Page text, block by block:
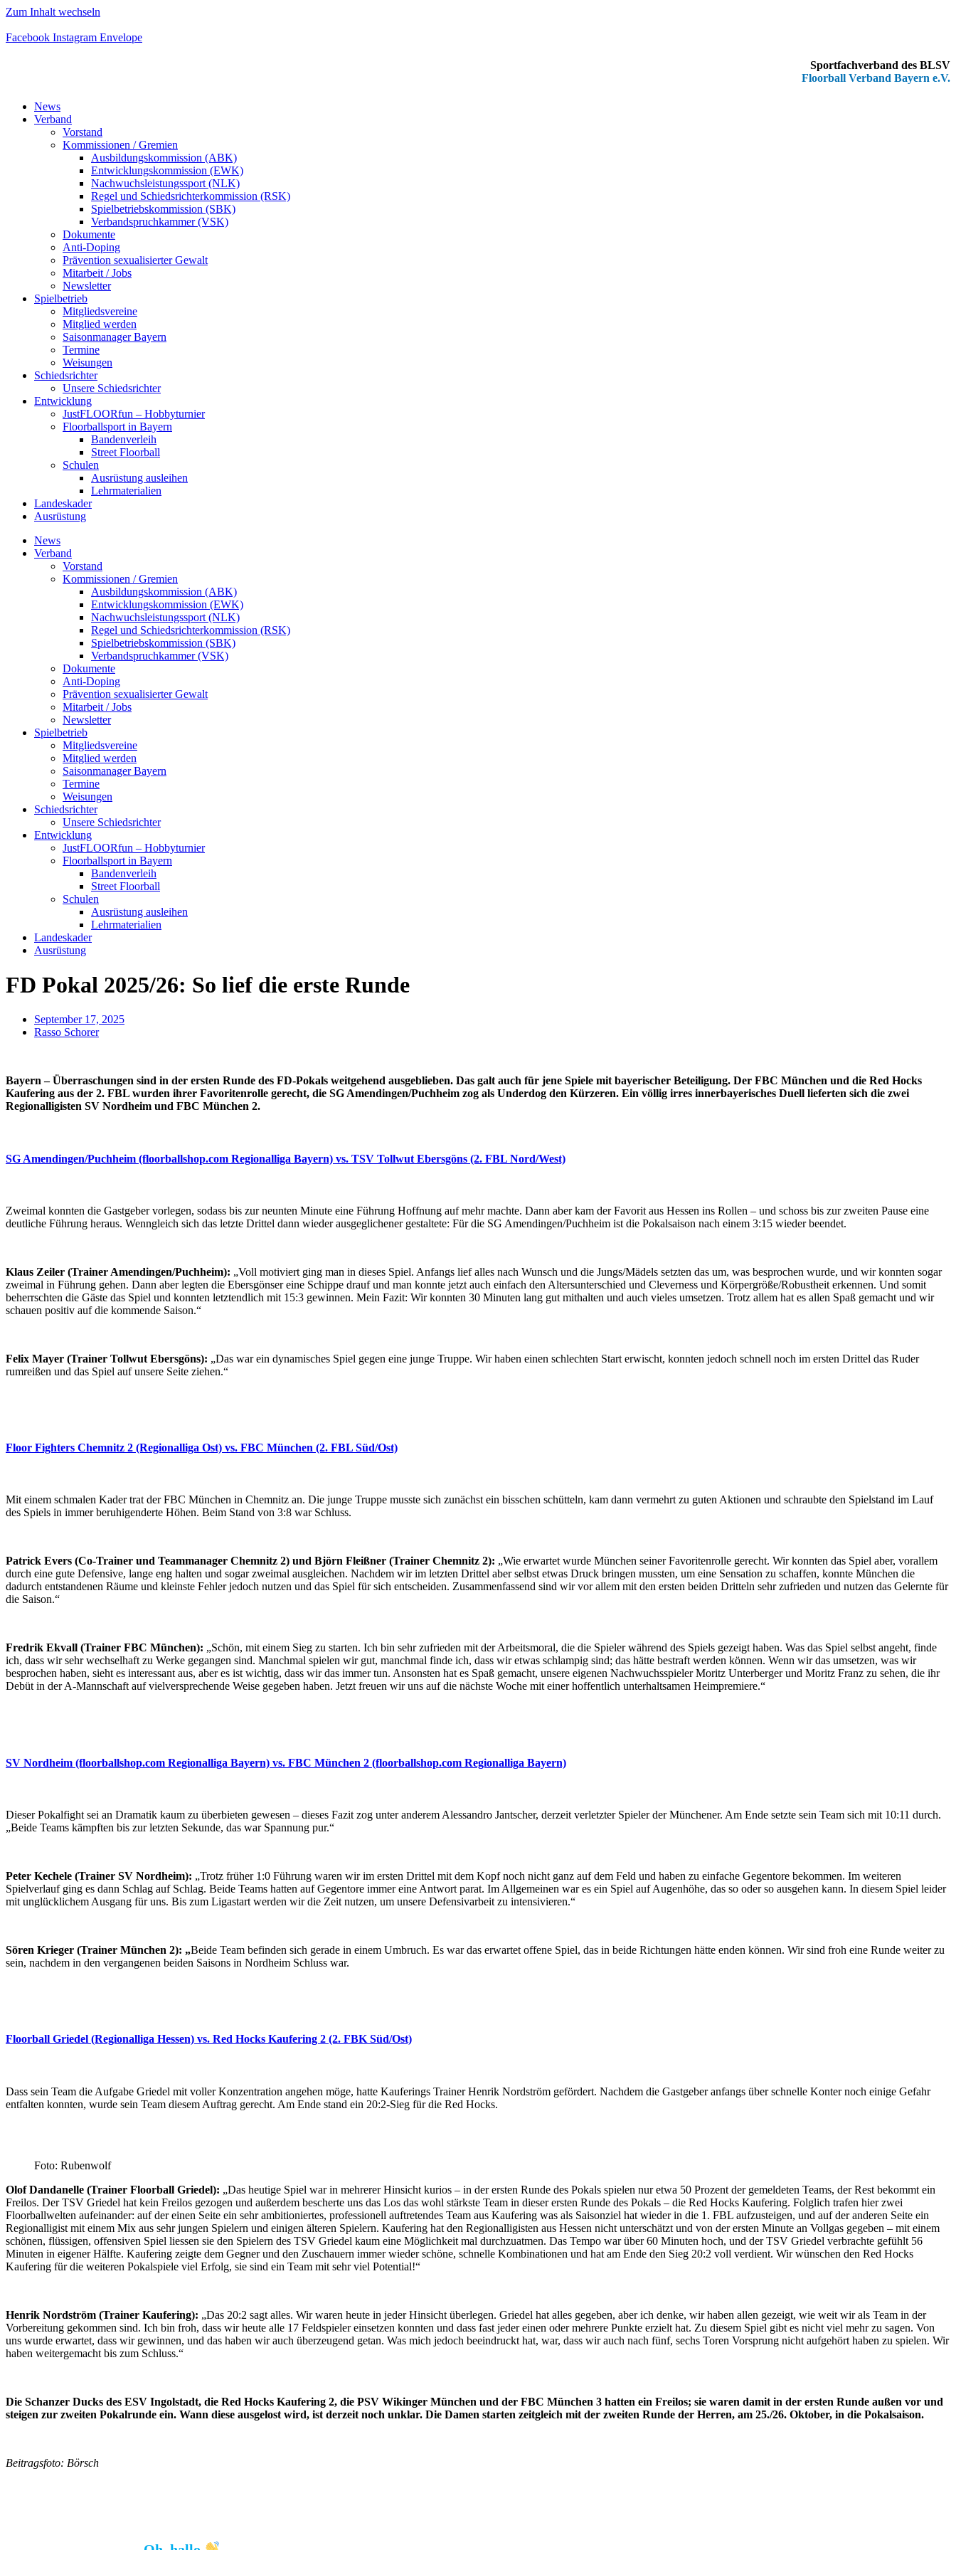
Zum Inhalt wechseln
Facebook Instagram Envelope
Sportfachverband des BLSV
Floorball Verband Bayern e.V.
News
Verband
Vorstand
Kommissionen / Gremien
Ausbildungskommission (ABK)
Entwicklungskommission (EWK)
Nachwuchsleistungssport (NLK)
Regel und Schiedsrichterkommission (RSK)
Spielbetriebskommission (SBK)
Verbandspruchkammer (VSK)
Dokumente
Anti-Doping
Prävention sexualisierter Gewalt
Mitarbeit / Jobs
Newsletter
Spielbetrieb
Mitgliedsvereine
Mitglied werden
Saisonmanager Bayern
Termine
Weisungen
Schiedsrichter
Unsere Schiedsrichter
Entwicklung
JustFLOORfun – Hobbyturnier
Floorballsport in Bayern
Bandenverleih
Street Floorball
Schulen
Ausrüstung ausleihen
Lehrmaterialien
Landeskader
Ausrüstung
News
Verband
Vorstand
Kommissionen / Gremien
Ausbildungskommission (ABK)
Entwicklungskommission (EWK)
Nachwuchsleistungssport (NLK)
Regel und Schiedsrichterkommission (RSK)
Spielbetriebskommission (SBK)
Verbandspruchkammer (VSK)
Dokumente
Anti-Doping
Prävention sexualisierter Gewalt
Mitarbeit / Jobs
Newsletter
Spielbetrieb
Mitgliedsvereine
Mitglied werden
Saisonmanager Bayern
Termine
Weisungen
Schiedsrichter
Unsere Schiedsrichter
Entwicklung
JustFLOORfun – Hobbyturnier
Floorballsport in Bayern
Bandenverleih
Street Floorball
Schulen
Ausrüstung ausleihen
Lehrmaterialien
Landeskader
Ausrüstung
FD Pokal 2025/26: So lief die erste Runde
September 17, 2025
Rasso Schorer
Bayern – Überraschungen sind in der ersten Runde des FD-Pokals weitgehend ausgeblieben. Das galt auch für jene Spiele mit bayerischer Beteiligung. Der FBC München und die Red Hocks
Kaufering aus der 2. FBL wurden ihrer Favoritenrolle gerecht, die SG Amendingen/Puchheim zog als Underdog den Kürzeren. Ein völlig irres innerbayerisches Duell lieferten sich die zwei
Regionalligisten SV Nordheim und FBC München 2.
SG Amendingen/Puchheim (floorballshop.com Regionalliga Bayern) vs. TSV Tollwut Ebersgöns (2. FBL Nord/West)
Zweimal konnten die Gastgeber vorlegen, sodass bis zur neunten Minute eine Führung Hoffnung auf mehr machte. Dann aber kam der Favorit aus Hessen ins Rollen – und schoss bis zur zweiten Pause eine
deutliche Führung heraus. Wenngleich sich das letzte Drittel dann wieder ausgeglichener gestaltete: Für die SG Amendingen/Puchheim ist die Pokalsaison nach einem 3:15 wieder beendet.
Klaus Zeiler (Trainer Amendingen/Puchheim): „Voll motiviert ging man in dieses Spiel. Anfangs lief alles nach Wunsch und die Jungs/Mädels setzten das um, was besprochen wurde, und wir konnten sogar
zweimal in Führung gehen. Dann aber legten die Ebersgönser eine Schippe drauf und man konnte jetzt auch einfach den Altersunterschied und Cleverness und Körpergröße/Robustheit erkennen. Und somit
beherrschten die Gäste das Spiel und konnten letztendlich mit 15:3 gewinnen. Mein Fazit: Wir konnten 30 Minuten lang gut mithalten und auch vieles umsetzen. Trotz allem hat es allen Spaß gemacht und wir
schauen positiv auf die kommende Saison.“
Felix Mayer (Trainer Tollwut Ebersgöns): „Das war ein dynamisches Spiel gegen eine junge Truppe. Wir haben einen schlechten Start erwischt, konnten jedoch schnell noch im ersten Drittel das Ruder
rumreißen und das Spiel auf unsere Seite ziehen.“
Floor Fighters Chemnitz 2 (Regionalliga Ost) vs. FBC München (2. FBL Süd/Ost)
Mit einem schmalen Kader trat der FBC München in Chemnitz an. Die junge Truppe musste sich zunächst ein bisschen schütteln, kam dann vermehrt zu guten Aktionen und schraubte den Spielstand im Lauf
des Spiels in immer beruhigenderte Höhen. Beim Stand von 3:8 war Schluss.
Patrick Evers (Co-Trainer und Teammanager Chemnitz 2) und Björn Fleißner (Trainer Chemnitz 2): „Wie erwartet wurde München seiner Favoritenrolle gerecht. Wir konnten das Spiel aber, vorallem
durch eine gute Defensive, lange eng halten und sogar zweimal ausgleichen. Nachdem wir im letzten Drittel aber selbst etwas Druck bringen mussten, um eine Sensation zu schaffen, konnte München die
dadurch entstandenen Räume und kleinste Fehler jedoch nutzen und das Spiel für sich entscheiden. Zusammenfassend sind wir vor allem mit den ersten beiden Dritteln sehr zufrieden und nutzen das Gelernte für
die Saison.“
Fredrik Ekvall (Trainer FBC München): „Schön, mit einem Sieg zu starten. Ich bin sehr zufrieden mit der Arbeitsmoral, die die Spieler während des Spiels gezeigt haben. Was das Spiel selbst angeht, finde
ich, dass wir sehr wechselhaft zu Werke gegangen sind. Manchmal spielen wir gut, manchmal finde ich, dass wir etwas schlampig sind; das hätte bestraft werden können. Wenn wir das umsetzen, was wir
besprochen haben, sieht es interessant aus, aber es ist wichtig, dass wir das immer tun. Ansonsten hat es Spaß gemacht, unsere eigenen Nachwuchsspieler Moritz Unterberger und Moritz Franz zu sehen, die ihr
Debüt in der A-Mannschaft auf vielversprechende Weise gegeben haben. Jetzt freuen wir uns auf die nächste Woche mit einer hoffentlich unterhaltsamen Heimpremiere.“
SV Nordheim (floorballshop.com Regionalliga Bayern) vs. FBC München 2 (floorballshop.com Regionalliga Bayern)
Dieser Pokalfight sei an Dramatik kaum zu überbieten gewesen – dieses Fazit zog unter anderem Alessandro Jantscher, derzeit verletzter Spieler der Münchener. Am Ende setzte sein Team sich mit 10:11 durch.
„Beide Teams kämpften bis zur letzten Sekunde, das war Spannung pur.“
Peter Kechele (Trainer SV Nordheim): „Trotz früher 1:0 Führung waren wir im ersten Drittel mit dem Kopf noch nicht ganz auf dem Feld und haben zu einfache Gegentore bekommen. Im weiteren
Spielverlauf ging es dann Schlag auf Schlag. Beide Teams hatten auf Gegentore immer eine Antwort parat. Im Allgemeinen war es ein Spiel auf Augenhöhe, das so oder so ausgehen kann. In diesem Spiel leider
mit unglücklichem Ausgang für uns. Bis zum Ligastart werden wir die Zeit nutzen, um unsere Defensivarbeit zu intensivieren.“
Sören Krieger (Trainer München 2): „Beide Team befinden sich gerade in einem Umbruch. Es war das erwartet offene Spiel, das in beide Richtungen hätte enden können. Wir sind froh eine Runde weiter zu
sein, nachdem in den vergangenen beiden Saisons in Nordheim Schluss war.
Floorball Griedel (Regionalliga Hessen) vs. Red Hocks Kaufering 2 (2. FBK Süd/Ost)
Dass sein Team die Aufgabe Griedel mit voller Konzentration angehen möge, hatte Kauferings Trainer Henrik Nordström gefördert. Nachdem die Gastgeber anfangs über schnelle Konter noch einige Gefahr
entfalten konnten, wurde sein Team diesem Auftrag gerecht. Am Ende stand ein 20:2-Sieg für die Red Hocks.
Foto: Rubenwolf
Olof Dandanelle (Trainer Floorball Griedel): „Das heutige Spiel war in mehrerer Hinsicht kurios – in der ersten Runde des Pokals spielen nur etwa 50 Prozent der gemeldeten Teams, der Rest bekommt ein
Freilos. Der TSV Griedel hat kein Freilos gezogen und außerdem bescherte uns das Los das wohl stärkste Team in dieser ersten Runde des Pokals – die Red Hocks Kaufering. Folglich trafen hier zwei
Floorballwelten aufeinander: auf der einen Seite ein sehr ambitioniertes, professionell auftretendes Team aus Kaufering was als Saisonziel hat wieder in die 1. FBL aufzusteigen, und auf der anderen Seite ein
Regionalligist mit einem Mix aus sehr jungen Spielern und einigen älteren Spielern. Kaufering hat den Regionalligisten aus Hessen nicht unterschätzt und von der ersten Minute an Vollgas gegeben – mit einem
schönen, flüssigen, offensiven Spiel liessen sie den Spielern des TSV Griedel kaum eine Möglichkeit mal durchzuatmen. Das Tempo war über 60 Minuten hoch, und der TSV Griedel verbrachte gefühlt 56
Minuten in eigener Hälfte. Kaufering zeigte dem Gegner und den Zuschauern immer wieder schöne, schnelle Kombinationen und hat am Ende den Sieg 20:2 voll verdient. Wir wünschen den Red Hocks
Kaufering für die weiteren Pokalspiele viel Erfolg, sie sind ein Team mit sehr viel Potential!“
Henrik Nordström (Trainer Kaufering): „Das 20:2 sagt alles. Wir waren heute in jeder Hinsicht überlegen. Griedel hat alles gegeben, aber ich denke, wir haben allen gezeigt, wie weit wir als Team in der
Vorbereitung gekommen sind. Ich bin froh, dass wir heute alle 17 Feldspieler einsetzen konnten und dass fast jeder einen oder mehrere Punkte erzielt hat. Zu diesem Spiel gibt es nicht viel mehr zu sagen. Von
uns wurde erwartet, dass wir gewinnen, und das haben wir auch überzeugend getan. Was mich jedoch beeindruckt hat, war, dass wir auch nach fünf, sechs Toren Vorsprung nicht aufgehört haben zu spielen. Wir
haben weitergemacht bis zum Schluss.“
Die Schanzer Ducks des ESV Ingolstadt, die Red Hocks Kaufering 2, die PSV Wikinger München und der FBC München 3 hatten ein Freilos; sie waren damit in der ersten Runde außen vor und
steigen zur zweiten Pokalrunde ein. Wann diese ausgelost wird, ist derzeit noch unklar. Die Damen starten zeitgleich mit der zweiten Runde der Herren, am 25./26. Oktober, in die Pokalsaison.
Beitragsfoto: Börsch